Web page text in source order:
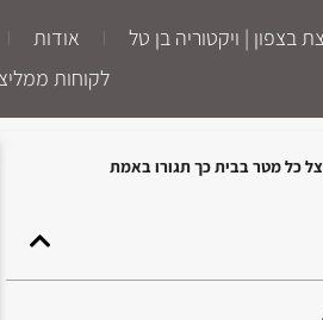
| ויקטוריה בן טל אודות
לקוחות
כל מטר בבית כך תגורו באמת